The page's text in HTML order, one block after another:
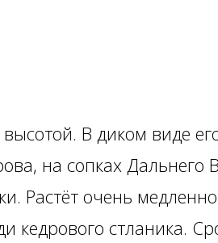
В диком виде
на сопках Дальнего
Растёт очень
кедрового стланика.